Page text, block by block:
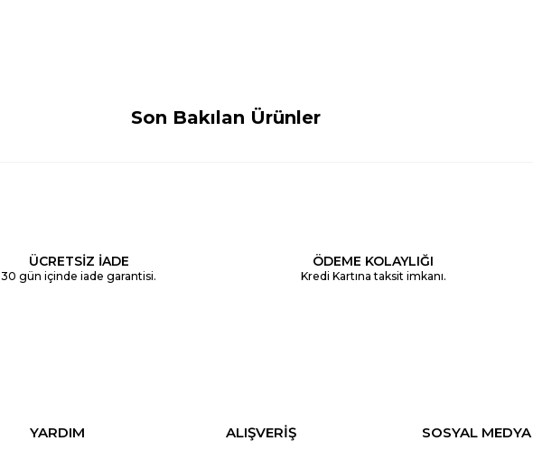
Son Bakılan Ürünler
ÜCRETSİZ İADE
30 gün içinde iade garantisi.
ÖDEME KOLAYLIĞI
Kredi Kartına taksit imkanı.
YARDIM ALIŞVERİŞ SOSYAL MEDYA